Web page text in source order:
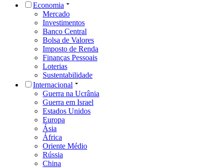
Economia
Mercado
Investimentos
Banco Central
Bolsa de Valores
Imposto de Renda
Finanças Pessoais
Loterias
Sustentabilidade
Internacional
Guerra na Ucrânia
Guerra em Israel
Estados Unidos
Europa
Ásia
África
Oriente Médio
Rússia
China